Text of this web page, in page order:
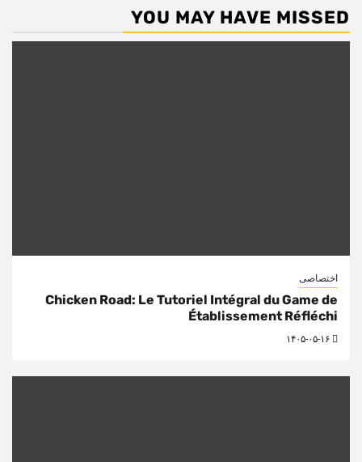
YOU MAY HAVE MISSED
اختصاصی
Chicken Road: Le Tutoriel Intégral du Game de
Établissement Réfléchi